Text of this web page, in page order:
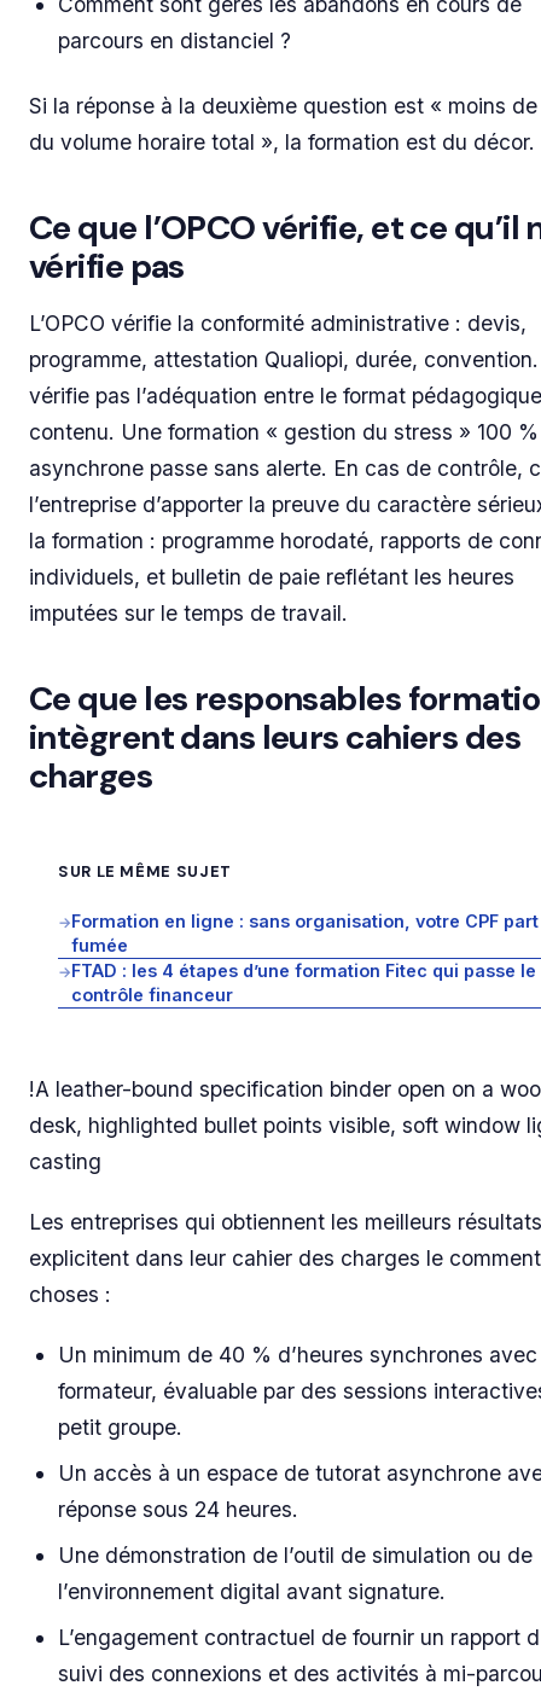
parcours en distanciel ?
Si la réponse à la deuxième question est « moins
du volume horaire total », la formation est du décor.
Ce que l’OPCO vérifie, et ce qu’il
vérifie pas
L’OPCO vérifie la conformité administrative : devis,
programme, attestation Qualiopi, durée,
vérifie pas l’adéquation entre le format
contenu. Une formation « gestion du stress » 100 %
asynchrone passe sans alerte. En cas de contrôle,
l’entreprise d’apporter la preuve du caractère
la formation : programme horodaté, rapports de
individuels, et bulletin de paie reflétant les heures
imputées sur le temps de travail.
Ce que les responsables
intègrent dans leurs cahiers des
charges
SUR LE MÊME SUJET
→Formation en ligne : sans organisation, votre CPF
fumée
→FTAD : les 4 étapes d’une formation Fitec qui passe le
contrôle financeur
!A leather-bound specification binder open on a
desk, highlighted bullet points visible, soft window
casting
Les entreprises qui obtiennent les meilleurs résultats
explicitent dans leur cahier des charges le comment
choses :
Un minimum de 40 % d’heures synchrones
formateur, évaluable par des sessions
petit groupe.
Un accès à un espace de tutorat asynchrone
réponse sous 24 heures.
Une démonstration de l’outil de simulation ou de
l’environnement digital avant signature.
L’engagement contractuel de fournir un rapport
suivi des connexions et des activités à mi-